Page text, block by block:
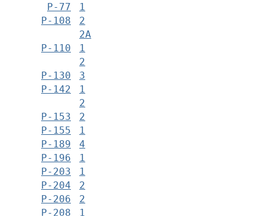
Р-77
1
Р-108
2
2А
Р-110
1
2
Р-130
3
Р-142
1
2
Р-153
2
Р-155
1
Р-189
4
Р-196
1
Р-203
1
Р-204
2
Р-206
2
Р-208
1